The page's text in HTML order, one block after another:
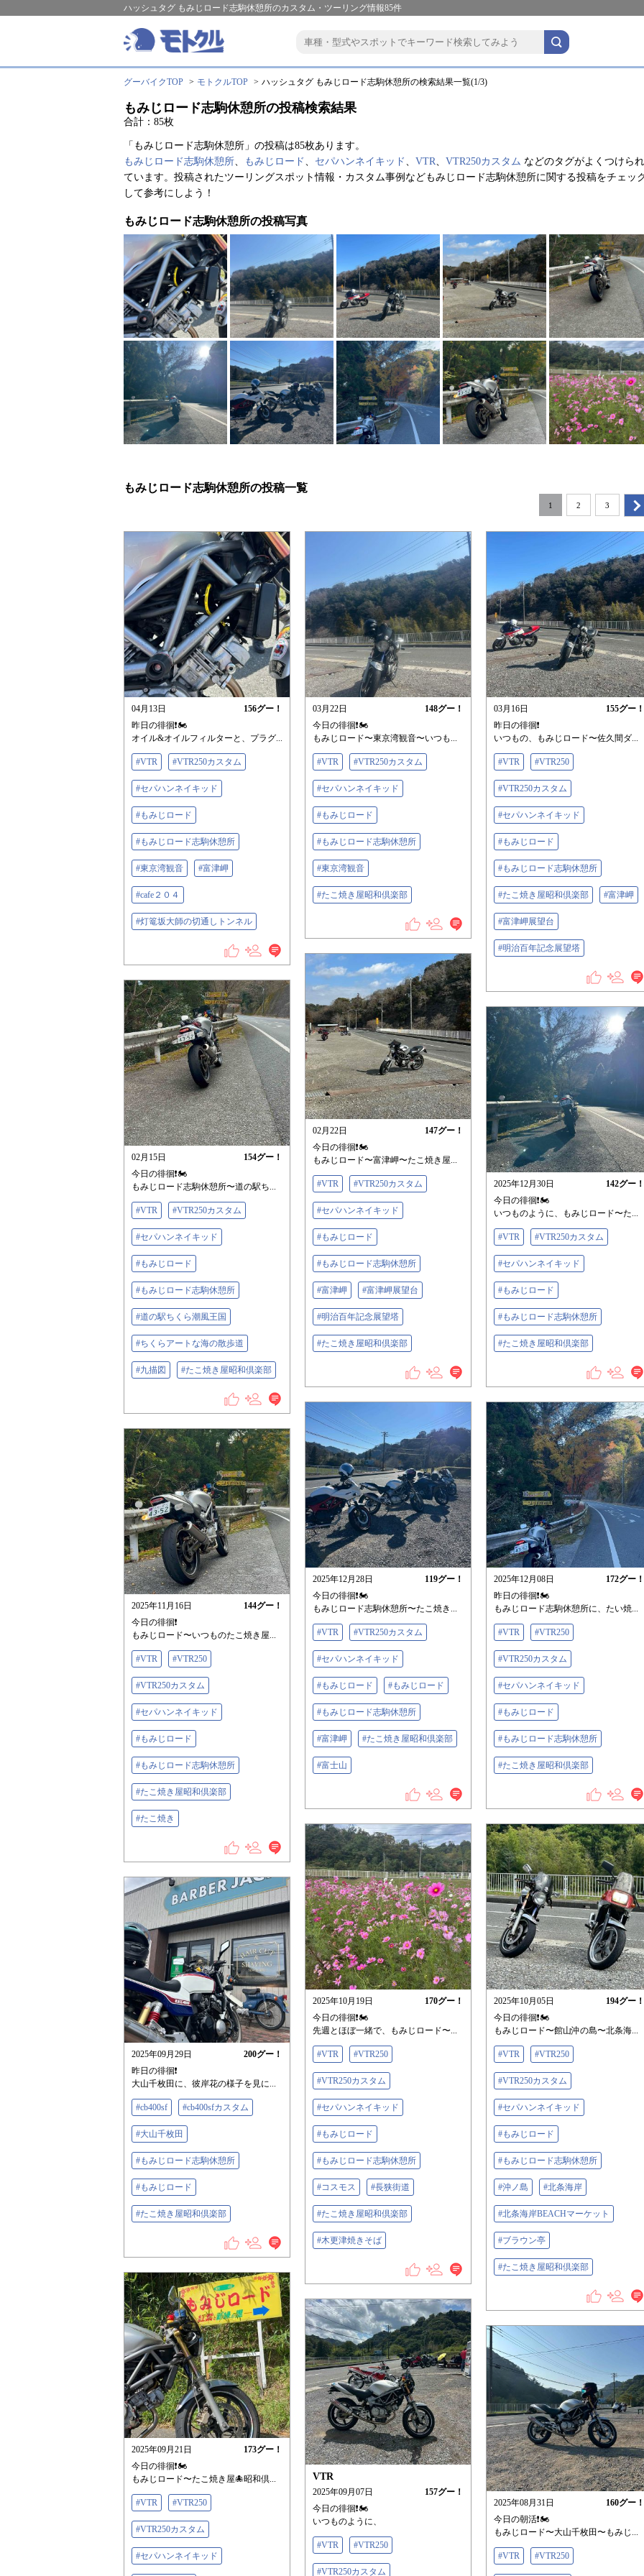
ハッシュタグ もみじロード志駒休憩所のカスタム・ツーリング情報85件
グーバイクTOP モトクルTOP ハッシュタグ もみじロード志駒休憩所の検索結果一覧(1/3)
もみじロード志駒休憩所の投稿検索結果
合計：85枚
「もみじロード志駒休憩所」の投稿は85枚あります。
もみじロード志駒休憩所、 もみじロード 、 セパハンネイキッド 、 VTR、 VTR250カスタム などのタグがよくつけられ
ています。投稿されたツーリングスポット情報・カスタム事例などもみじロード志駒休憩所に関する投稿をチェッ
して参考にしよう！
もみじロード志駒休憩所の投稿写真
もみじロード志駒休憩所の投稿一覧
1 2 3
04月13日 156グー！
昨日の徘徊❗️🏍️
オイル&オイルフィルターと、プラグ...
#VTR #VTR250カスタム
#セパハンネイキッド
#もみじロード
#もみじロード志駒休憩所
#東京湾観音 #富津岬
#cafe２０４
#灯篭坂大師の切通しトンネル
03月22日 148グー！
今日の徘徊❗️🏍️
もみじロード〜東京湾観音〜いつも...
#VTR #VTR250カスタム
#セパハンネイキッド
#もみじロード
#もみじロード志駒休憩所
#東京湾観音
#たこ焼き屋昭和倶楽部
03月16日 155グー！
昨日の徘徊❗️
いつもの、もみじロード〜佐久間ダ...
#VTR #VTR250
#VTR250カスタム
#セパハンネイキッド
#もみじロード
#もみじロード志駒休憩所
#たこ焼き屋昭和倶楽部 #富津岬
#富津岬展望台
#明治百年記念展望塔
02月22日 147グー！
今日の徘徊❗️🏍️
もみじロード〜富津岬〜たこ焼き屋...
#VTR #VTR250カスタム
#セパハンネイキッド
#もみじロード
#もみじロード志駒休憩所
#富津岬 #富津岬展望台
#明治百年記念展望塔
#たこ焼き屋昭和倶楽部
02月15日 154グー！
今日の徘徊❗️🏍️
もみじロード志駒休憩所〜道の駅ち...
#VTR #VTR250カスタム
#セパハンネイキッド
#もみじロード
#もみじロード志駒休憩所
#道の駅ちくら潮風王国
#ちくらアートな海の散歩道
#九描図 #たこ焼き屋昭和倶楽部
2025年12月30日 142グー！
今日の徘徊❗️🏍️
いつものように、もみじロード〜た...
#VTR #VTR250カスタム
#セパハンネイキッド
#もみじロード
#もみじロード志駒休憩所
#たこ焼き屋昭和倶楽部
2025年12月28日 119グー！
今日の徘徊❗️🏍️
もみじロード志駒休憩所〜たこ焼き...
#VTR #VTR250カスタム
#セパハンネイキッド
#もみじロード #もみじロード
#もみじロード志駒休憩所
#富津岬 #たこ焼き屋昭和倶楽部
#富士山
2025年12月08日 172グー！
昨日の徘徊❗️🏍️
もみじロード志駒休憩所に、たい焼...
#VTR #VTR250
#VTR250カスタム
#セパハンネイキッド
#もみじロード
#もみじロード志駒休憩所
#たこ焼き屋昭和倶楽部
2025年11月16日 144グー！
今日の徘徊❗️
もみじロード〜いつものたこ焼き屋...
#VTR #VTR250
#VTR250カスタム
#セパハンネイキッド
#もみじロード
#もみじロード志駒休憩所
#たこ焼き屋昭和倶楽部
#たこ焼き
2025年10月19日 170グー！
今日の徘徊❗️🏍️
先週とほぼ一緒で、もみじロード〜...
#VTR #VTR250
#VTR250カスタム
#セパハンネイキッド
#もみじロード
#もみじロード志駒休憩所
#コスモス #長狭街道
#たこ焼き屋昭和倶楽部
#木更津焼きそば
2025年10月05日 194グー！
今日の徘徊❗️🏍️
もみじロード〜館山沖の島〜北条海...
#VTR #VTR250
#VTR250カスタム
#セパハンネイキッド
#もみじロード
#もみじロード志駒休憩所
#沖ノ島 #北条海岸
#北条海岸BEACHマーケット
#ブラウン亭
#たこ焼き屋昭和倶楽部
2025年09月29日 200グー！
昨日の徘徊❗️
大山千枚田に、彼岸花の様子を見に...
#cb400sf #cb400sfカスタム
#大山千枚田
#もみじロード志駒休憩所
#もみじロード
#たこ焼き屋昭和倶楽部
2025年09月21日 173グー！
今日の徘徊❗️🏍️
もみじロード〜たこ焼き屋🐙昭和倶...
#VTR #VTR250
#VTR250カスタム
#セパハンネイキッド
VTR
2025年09月07日 157グー！
今日の徘徊❗️🏍️
いつものように、
#VTR #VTR250
#VTR250カスタム
2025年08月31日 160グー！
今日の朝活❗️🏍️
もみじロード〜大山千枚田〜もみじ...
#VTR #VTR250